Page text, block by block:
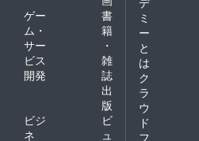
ゲー
ム・
サー
ビス
開発
書
籍
・
雑
誌
出
版
ビジ
ネ
ビ
ュ
ミ
ー
と
は
ク
ラ
ウ
ド
フ